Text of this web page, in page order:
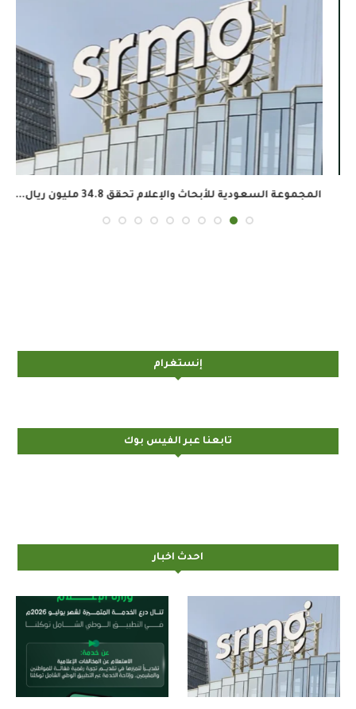
المجموعة السعودية للأبحاث والإعلام تحقق 34.8 مليون ريال...
إنستغرام
تابعنا عبر الفيس بوك
احدث اخبار